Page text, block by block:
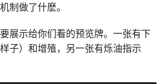
制做了什麽。
展示给你们看的预览牌。一张有下
子）和增殖，另一张有烁油指示